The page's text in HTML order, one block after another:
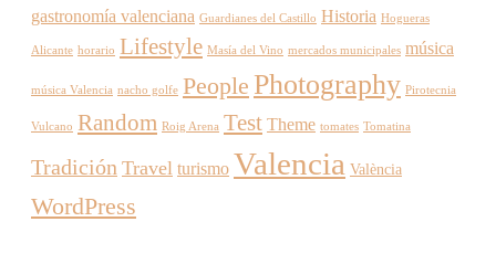
gastronomía valenciana Guardianes del Castillo Historia Hogueras
Alicante horario Lifestyle Masía del Vino mercados municipales música
música Valencia nacho golfe People Photography Pirotecnia
Vulcano Random Roig Arena Test Theme tomates Tomatina
Tradición Travel turismo Valencia València
WordPress